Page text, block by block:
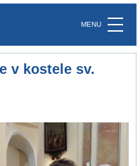
v kostele sv.